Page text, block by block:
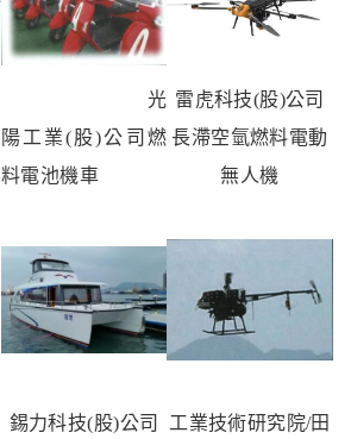
光
陽工業(股)公司燃
料電池機車
雷虎科技(股)公司
長滯空氫燃料電動
無人機
錫力科技(股)公司
工業技術研究院/田